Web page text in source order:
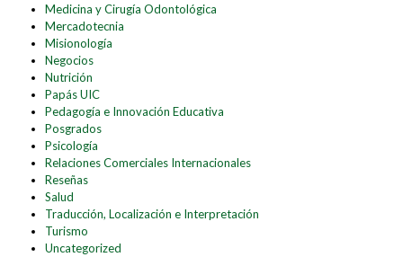
Medicina y Cirugía Odontológica
Mercadotecnia
Misionología
Negocios
Nutrición
Papás UIC
Pedagogía e Innovación Educativa
Posgrados
Psicología
Relaciones Comerciales Internacionales
Reseñas
Salud
Traducción, Localización e Interpretación
Turismo
Uncategorized